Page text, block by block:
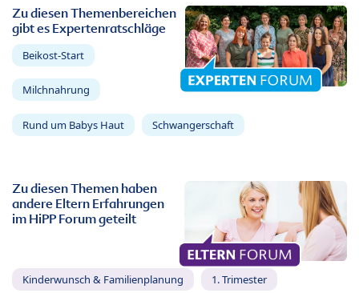
Zu diesen Themenbereichen
gibt es Expertenratschläge
Beikost-Start
Milchnahrung
Rund um Babys Haut Schwangerschaft
Zu diesen Themen haben
andere Eltern Erfahrungen
im HiPP Forum geteilt
Kinderwunsch & Familienplanung 1. Trimester